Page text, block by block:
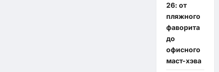
26: от
пляжного
фаворита
до
офисного
маст-хэва